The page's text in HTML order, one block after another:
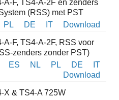
A-F, TS4-A-2F en zenders
(RSS) met PST
PL DE IT Download
A-F, TS4-A-2F, RSS voor
zenders zonder PST)
ES NL PL DE
IT
Download
X & TS4-A 725W